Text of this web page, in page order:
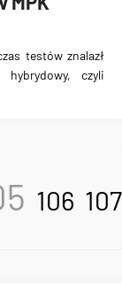
testów znalazł
hybrydowy, czyli
106 107